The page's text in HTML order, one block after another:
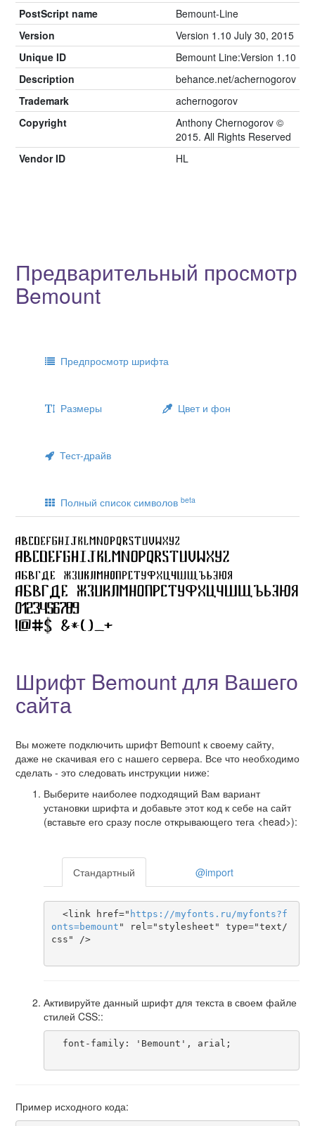
PostScript name
Bemount-Line
Version
Version 1.10 July 30, 2015
Unique ID
Bemount Line:Version 1.10
Description
behance.net/achernogorov
Trademark
achernogorov
Copyright
Anthony Chernogorov ©
2015. All Rights Reserved
Vendor ID
HL
Предварительный просмотр
Bemount
Предпросмотр шрифта
Размеры Цвет и фон
Тест-драйв
Полный список символов beta
Шрифт Bemount для Вашего
сайта
Вы можете подключить шрифт Bemount к своему сайту,
даже не скачивая его с нашего сервера. Все что необходимо
сделать - это следовать инструкции ниже:
Выберите наиболее подходящий Вам вариант
установки шрифта и добавьте этот код к себе на сайт
(вставьте его сразу после открывающего тега <head>):
Стандартный @import
  <link href="
https ://myfonts . ru/myfonts?f
onts=bemount " rel="stylesheet" type="text/
css" />
Активируйте данный шрифт для текста в своем файле
стилей CSS::
Пример исходного кода: